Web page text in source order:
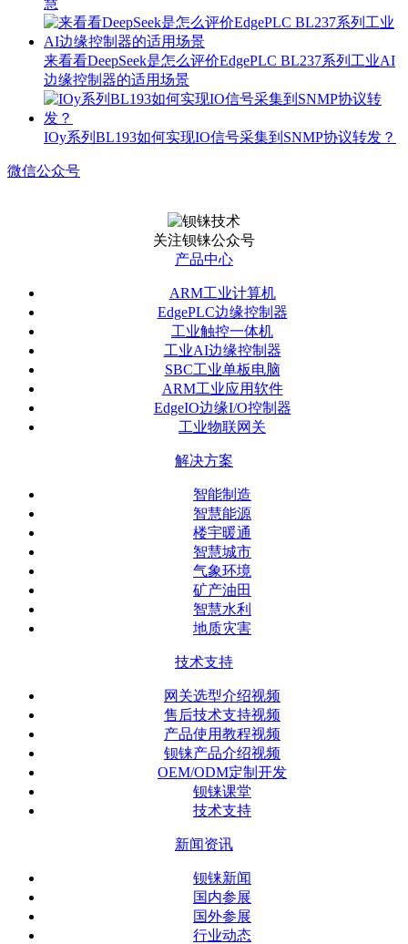
慧
来看看DeepSeek是怎么评价EdgePLC BL237系列工业AI
边缘控制器的适用场景
IOy系列BL193如何实现IO信号采集到SNMP协议转发？
微信公众号
关注钡铼公众号
产品中心
ARM工业计算机
EdgePLC边缘控制器
工业触控一体机
工业AI边缘控制器
SBC工业单板电脑
ARM工业应用软件
EdgeIO边缘I/O控制器
工业物联网关
解决方案
智能制造
智慧能源
楼宇暖通
智慧城市
气象环境
矿产油田
智慧水利
地质灾害
技术支持
网关选型介绍视频
售后技术支持视频
产品使用教程视频
钡铼产品介绍视频
OEM/ODM定制开发
钡铼课堂
技术支持
新闻资讯
钡铼新闻
国内参展
国外参展
行业动态